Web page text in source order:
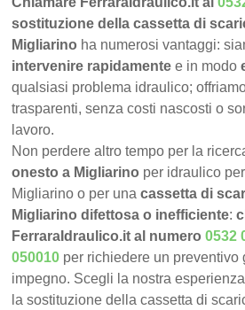
sostituzione della cassetta di
Migliarino ha numerosi vantaggi:
intervenire rapidamente e in modo
qualsiasi problema idraulico;
trasparenti, senza costi nascosti o
lavoro.
Non perdere altro tempo per la
onesto a Migliarino per idraulico
Migliarino o per unacassetta di
Migliarino difettosa o inefficiente:
FerraraIdraulico.it al numero0532
050010 per richiedere un preventivo
impegno. Scegli la nostra
la sostituzione della cassetta di